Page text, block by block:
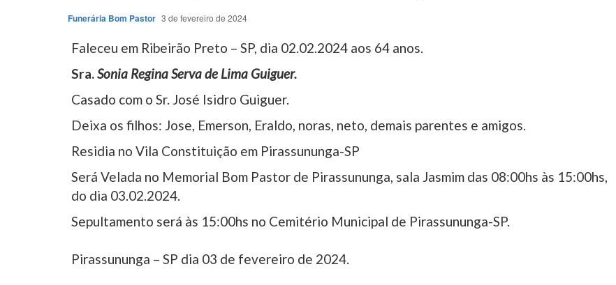
Funerária Bom Pastor 3 de fevereiro de 2024
Faleceu em Ribeirão Preto – SP, dia 02.02.2024 aos 64 anos.
Sra.Sonia Regina Serva de Lima Guiguer.
Casado com o Sr. José Isidro Guiguer.
Deixa os filhos: Jose, Emerson, Eraldo, noras, neto, demais parentes e amigos.
Residia no Vila Constituição em Pirassununga-SP
Será Velada no Memorial Bom Pastor de Pirassununga, sala Jasmim das 08:00hs às 15:00hs,
do dia 03.02.2024.
Sepultamento será às 15:00hs no Cemitério Municipal de Pirassununga-SP.
Pirassununga – SP dia 03 de fevereiro de 2024.